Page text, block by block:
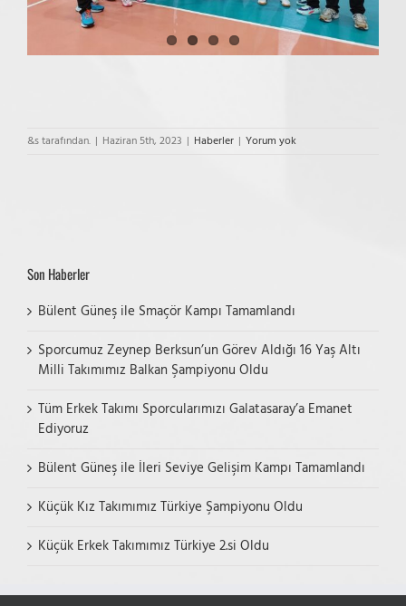
&s tarafından. | Haziran 5th, 2023 | Haberler | Yorum yok
Son Haberler
Bülent Güneş ile Smaçör Kampı Tamamlandı
Sporcumuz Zeynep Berksun’un Görev Aldığı 16 Yaş Altı
Milli Takımımız Balkan Şampiyonu Oldu
Tüm Erkek Takımı Sporcularımızı Galatasaray’a Emanet
Ediyoruz
Bülent Güneş ile İleri Seviye Gelişim Kampı Tamamlandı
Küçük Kız Takımımız Türkiye Şampiyonu Oldu
Küçük Erkek Takımımız Türkiye 2.si Oldu